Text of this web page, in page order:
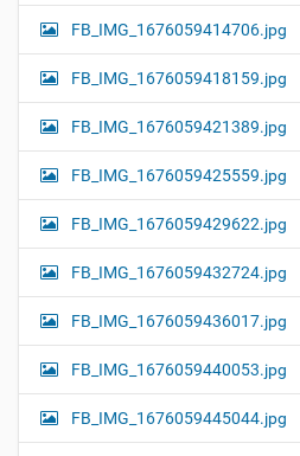
FB_IMG_1676059414706.jpg
FB_IMG_1676059418159.jpg
FB_IMG_1676059421389.jpg
FB_IMG_1676059425559.jpg
FB_IMG_1676059429622.jpg
FB_IMG_1676059432724.jpg
FB_IMG_1676059436017.jpg
FB_IMG_1676059440053.jpg
FB_IMG_1676059445044.jpg